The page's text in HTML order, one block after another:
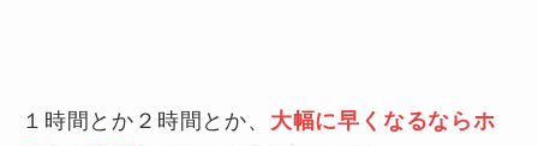
１時間とか２時間とか、 大幅に早くなるならホ